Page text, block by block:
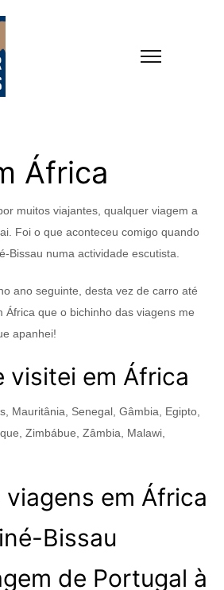
África
muitos viajantes, qualquer viagem a
Foi o que aconteceu comigo quando
Bissau numa actividade escutista.
ano seguinte, desta vez de carro até
África que o bichinho das viagens me
apanhei!
visitei em África
Mauritânia, Senegal, Gâmbia, Egipto,
Zimbábue, Zâmbia, Malawi,
em África
Bissau
de Portugal à